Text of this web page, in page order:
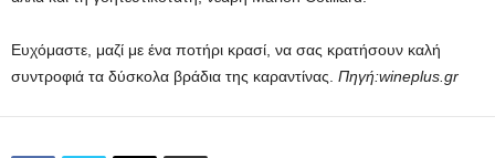
Ευχόμαστε, μαζί με ένα ποτήρι κρασί, να σας κρατήσουν καλή
συντροφιά τα δύσκολα βράδια της καραντίνας. Πηγή:wineplus.gr